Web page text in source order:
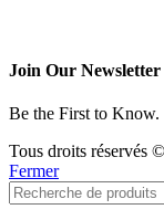
Join Our
Be the First to Know.
Tous droits réservés
Fermer